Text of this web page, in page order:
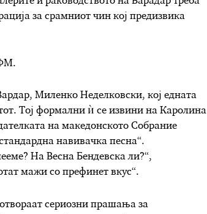
за срамниот чин кој предизвика
Миленко Неделковски, кој едната
Тој формални ѝ се извини на Каролина
на македонското Собрание
навивачка песна“.
На Весна Бендевска ли?“,
мажи со префинет вкус“.
сериозни прашања за